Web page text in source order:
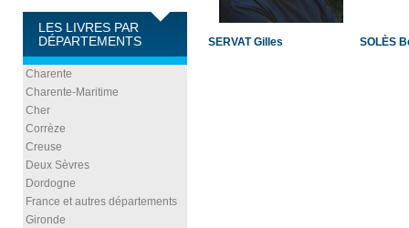
LES LIVRES PAR
DÉPARTEMENTS
Charente
Charente-Maritime
Cher
Corrèze
Creuse
Deux Sèvres
Dordogne
France et autres départements
Gironde
SERVAT Gilles SOLÈS